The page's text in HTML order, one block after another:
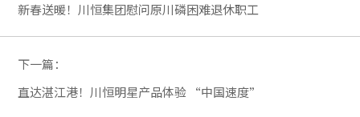
新春送暖！川恒集团慰问原川磷困难退休职工
下一篇：
直达湛江港！川恒明星产品体验 “中国速度”